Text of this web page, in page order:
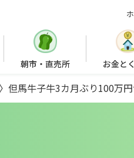
朝市・直売所 お金と
但馬牛子牛3カ月ぶり100万